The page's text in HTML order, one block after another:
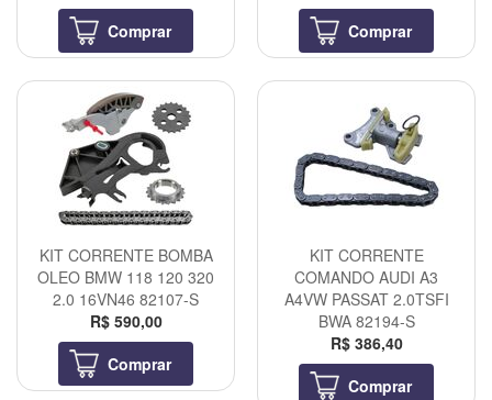
Comprar
Comprar
KIT CORRENTE BOMBA
OLEO BMW 118 120 320
2.0 16VN46 82107-S
R$ 590,00
Comprar
KIT CORRENTE
COMANDO AUDI A3
A4VW PASSAT 2.0TSFI
BWA 82194-S
R$ 386,40
Comprar